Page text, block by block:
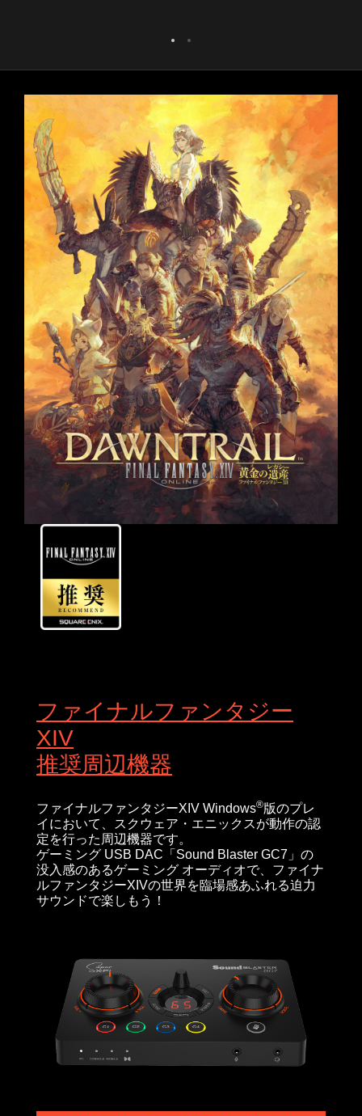
ファイナルファンタジー
XIV
推奨周辺機器
ファイナルファンタジーXIV Windows®版のプレ
イにおいて、スクウェア・エニックスが動作の認
定を行った周辺機器です。
ゲーミング USB DAC「Sound Blaster GC7」の
没入感のあるゲーミング オーディオで、ファイナ
ルファンタジーXIVの世界を臨場感あふれる迫力
サウンドで楽しもう！